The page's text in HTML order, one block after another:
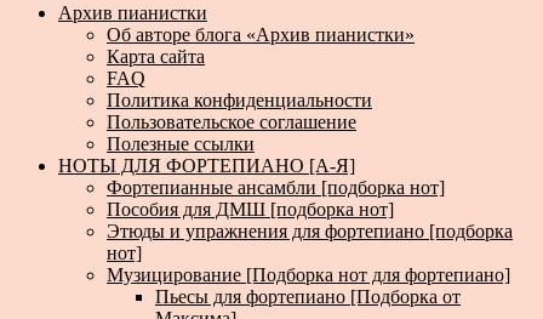
Архив пианистки
Об авторе блога «Архив пианистки»
Карта сайта
FAQ
Политика конфиденциальности
Пользовательское соглашение
Полезные ссылки
НОТЫ ДЛЯ ФОРТЕПИАНО [А-Я]
Фортепианные ансамбли [подборка нот]
Пособия для ДМШ [подборка нот]
Этюды и упражнения для фортепиано [подборка
нот]
Музицирование [Подборка нот для фортепиано]
Пьесы для фортепиано [Подборка от